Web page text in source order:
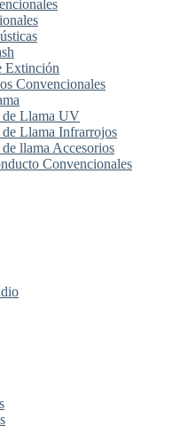
Extinción
Convencionales
de Llama UV
de Llama Infrarrojos
llama Accesorios
Convencionales